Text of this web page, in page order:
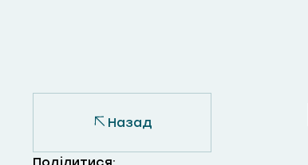
Назад
Поділитися: